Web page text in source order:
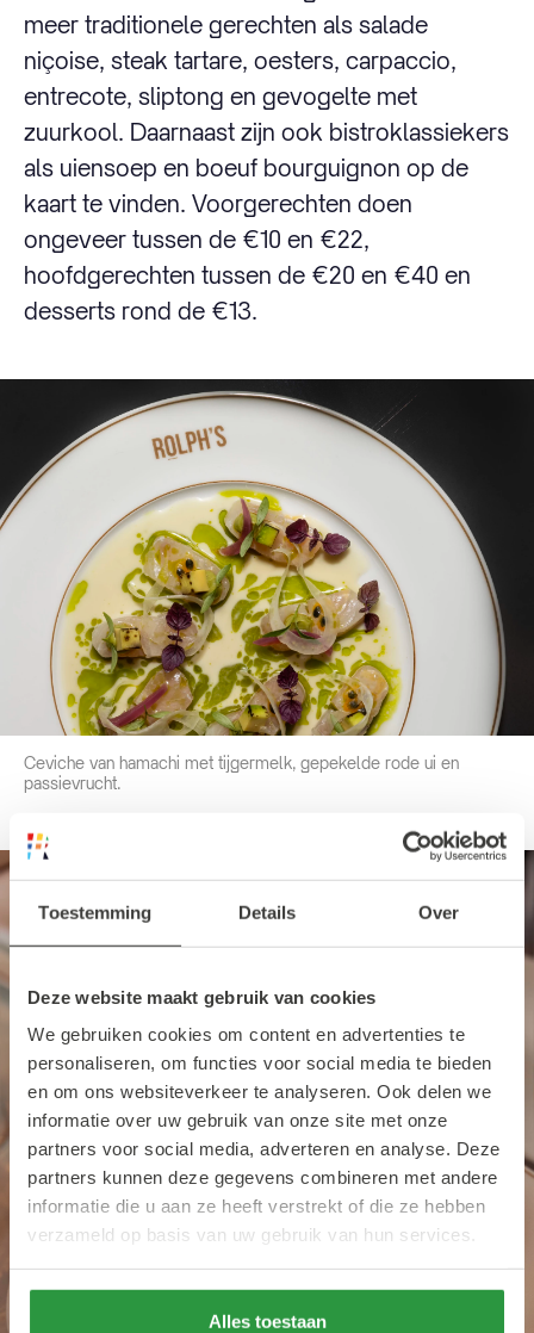
Toestemming Details Over
Deze website maakt gebruik van cookies
We gebruiken cookies om content en advertenties te
personaliseren, om functies voor social media te bieden
en om ons websiteverkeer te analyseren. Ook delen we
informatie over uw gebruik van onze site met onze
partners voor social media, adverteren en analyse. Deze
partners kunnen deze gegevens combineren met andere
informatie die u aan ze heeft verstrekt of die ze hebben
verzameld op basis van uw gebruik van hun services.
Alles toestaan
meer traditionele gerechten als salade
niçoise, steak tartare, oesters, carpaccio,
entrecote, sliptong en gevogelte met
zuurkool. Daarnaast zijn ook bistroklassiekers
als uiensoep en boeuf bourguignon op de
kaart te vinden. Voorgerechten doen
ongeveer tussen de €10 en €22,
hoofdgerechten tussen de €20 en €40 en
desserts rond de €13.
Ceviche van hamachi met tijgermelk, gepekelde rode ui en
passievrucht.